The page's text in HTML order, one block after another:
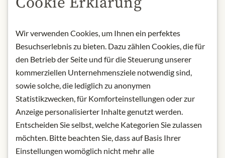
POPIS
Product name: Wetzel Wafers
from light.
Contact: Wetzel Oblaten- und
Waffelfabrik GmbH/ Austraße 5/
89407 Dillingen/Donau/ Germany.
* Wir bitten um Verständnis, dass das
Produktdesign von der Abbildung
abweichen kann.
Wir verwenden Cookies, um Ihnen ein perfektes
Besuchserlebnis zu bieten. Dazu zählen Cookies, die für
den Betrieb der Seite und für die Steuerung unserer
kommerziellen Unternehmensziele notwendig sind,
sowie solche, die lediglich zu anonymen
Statistikzwecken, für Komforteinstellungen oder zur
Anzeige personalisierter Inhalte genutzt werden.
Entscheiden Sie selbst, welche Kategorien Sie zulassen
möchten. Bitte beachten Sie, dass auf Basis Ihrer
Einstellungen womöglich nicht mehr alle